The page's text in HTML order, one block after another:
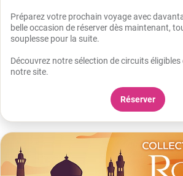
Préparez votre prochain voyage avec
belle occasion de réserver dès maintenant,
souplesse pour la suite.
Découvrez notre sélection de circuits
notre site.
Réserver